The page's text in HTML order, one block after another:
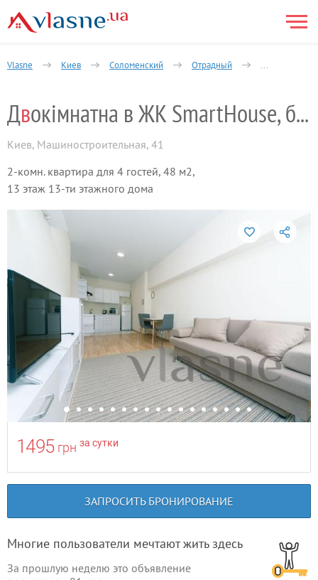
Vlasne Киев Соломенский Отрадный 2-комнатная
Дв окімнатна в ЖК SmartHouse, біля метро.
Киев, Машиностроительная, 41
2-комн. квартира для 4 гостей, 48 м2,
13 этаж 13-ти этажного дома
1495 грн за сутки
ЗАПРОСИТЬ БРОНИРОВАНИЕ
Многие пользователи мечтают жить здесь
За прошлую неделю это объявление